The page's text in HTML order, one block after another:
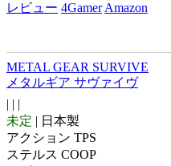
レビュー 4Gamer Amazon
METAL GEAR SURVIVE
メタルギア サヴァイヴ
| | |
未定 | 日本製
アクション TPS
ステルス COOP